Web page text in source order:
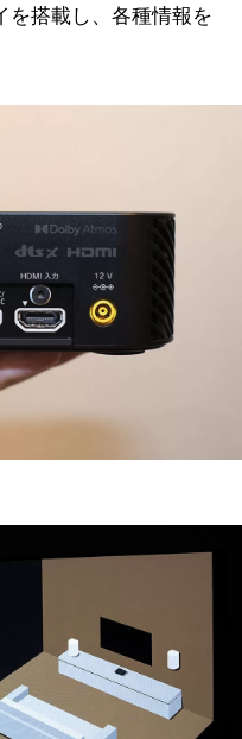
を搭載し、各種情報を